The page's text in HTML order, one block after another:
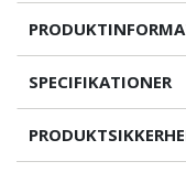
SPECIFIKATIONER